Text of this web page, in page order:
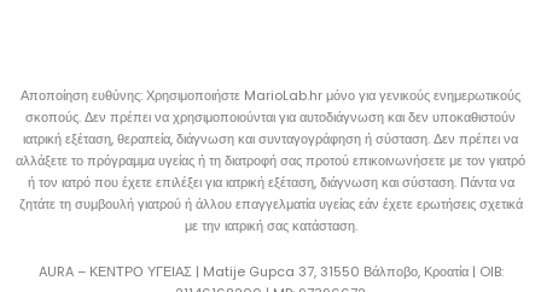
Αποποίηση ευθύνης: Χρησιμοποιήστε MarioLab.hr μόνο για γενικούς ενημερωτικούς
σκοπούς. Δεν πρέπει να χρησιμοποιούνται για αυτοδιάγνωση και δεν υποκαθιστούν
ιατρική εξέταση, θεραπεία, διάγνωση και συνταγογράφηση ή σύσταση. Δεν πρέπει να
αλλάξετε το πρόγραμμα υγείας ή τη διατροφή σας προτού επικοινωνήσετε με τον γιατρό
ή τον ιατρό που έχετε επιλέξει για ιατρική εξέταση, διάγνωση και σύσταση. Πάντα να
ζητάτε τη συμβουλή γιατρού ή άλλου επαγγελματία υγείας εάν έχετε ερωτήσεις σχετικά
με την ιατρική σας κατάσταση.
AURA – ΚΕΝΤΡΟ ΥΓΕΙΑΣ | Matije Gupca 37, 31550 Βάλποβο, Κροατία | OIB: